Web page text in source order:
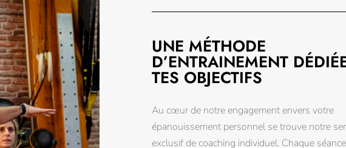
UNE MÉTHODE
D’ENTRAINEMENT
TES OBJECTIFS
Au cœur de notre engagement envers votre
épanouissement personnel se trouve notre
exclusif de coaching individuel. Chaque